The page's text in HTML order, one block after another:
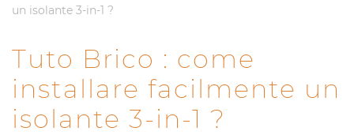
un isolante 3-in-1 ?
Tuto Brico : come
installare facilmente un
isolante 3-in-1 ?